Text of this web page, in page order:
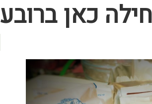
כאן ברובע